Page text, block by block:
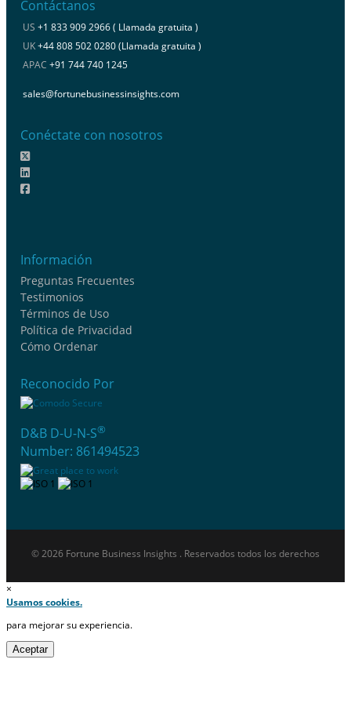
Contáctanos
US +1 833 909 2966 ( Llamada gratuita )
UK+44 808 502 0280 (Llamada gratuita )
APAC +91 744 740 1245
sales@fortunebusinessinsights.com
Conéctate con nosotros
Información
Preguntas Frecuentes
Testimonios
Términos de Uso
Política de Privacidad
Cómo Ordenar
Reconocido Por
D&B D-U-N-S®
Number: 861494523
© 2026 Fortune Business Insights . Reservados todos los derechos
×
Usamos cookies.
para mejorar su experiencia.
Aceptar